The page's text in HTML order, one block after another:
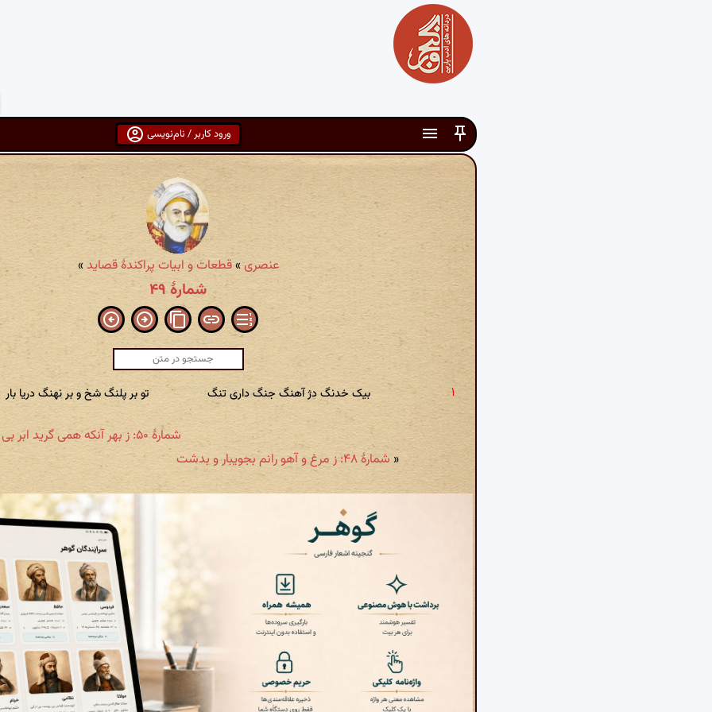
ورود کاربر / نام‌نویسی
عنصری»قطعات و ابیات پراکندهٔ قصاید»
شمارهٔ ۴۹
بیک خدنگ دژ آهنگ جنگ داری تنگ تو بر پلنگ شخ و بر نهنگ دریا بار
شمارهٔ ۵۰: ز بهر آنکه همی گرید ابر بی سببی
« شمارهٔ ۴۸: ز مرغ و آهو رانم بجویبار و بدشت